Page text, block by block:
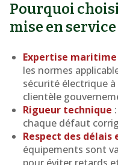
Pourquoi
mise en service
Expertise maritime
les normes
sécurité électrique
clientèle
Rigueur technique
chaque défaut
Respect des
équipements sont